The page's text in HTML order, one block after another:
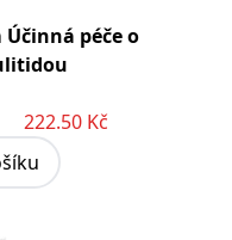
péče o
222.50 Kč